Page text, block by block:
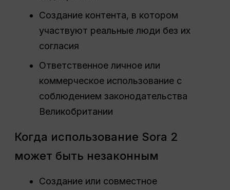
Создание контента, в котором
участвуют реальные люди без их
согласия
Ответственное личное или
коммерческое использование с
соблюдением законодательства
Великобритании
Когда использование Sora 2
может быть незаконным
Создание или совместное